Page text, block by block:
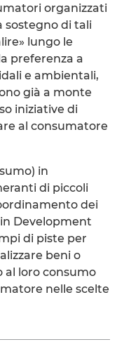
organizzati
sostegno di tali
lungo le
preferenza a
e ambientali,
già a monte
iniziative di
al consumatore
in
di piccoli
dei
Development
di piste per
beni o
al loro consumo
nelle scelte